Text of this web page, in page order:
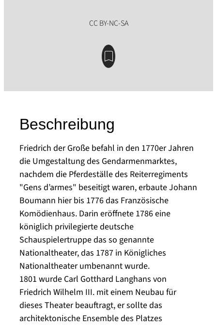
Beschreibung
Friedrich der Große befahl in den 1770er Jahren
die Umgestaltung des Gendarmenmarktes,
nachdem die Pferdeställe des Reiterregiments
"Gens d’armes" beseitigt waren, erbaute Johann
Boumann hier bis 1776 das Französische
Komödienhaus. Darin eröffnete 1786 eine
königlich privilegierte deutsche
Schauspielertruppe das so genannte
Nationaltheater, das 1787 in Königliches
Nationaltheater umbenannt wurde.
1801 wurde Carl Gotthard Langhans von
Friedrich Wilhelm III. mit einem Neubau für
dieses Theater beauftragt, er sollte das
architektonische Ensemble des Platzes